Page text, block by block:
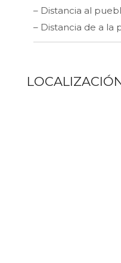
– Distancia al
– Distancia de a la